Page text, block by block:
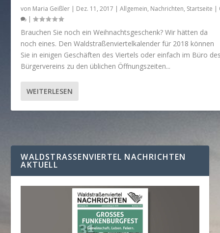
von Maria Geißler | Dez. 11, 2017 |Allgemein, Nachrichten, Startseite |
|
Brauchen Sie noch ein Weihnachtsgeschenk? Wir hätten da
noch eines. Den Waldstraßenviertelkalender für 2018 können
Sie in einigen Geschäften des Viertels oder einfach im Büro
Bürgervereins zu den üblichen Öffnungszeiten...
WEITERLESEN
WALDSTRASSENVIERTEL NACHRICHTEN A
KTUELL